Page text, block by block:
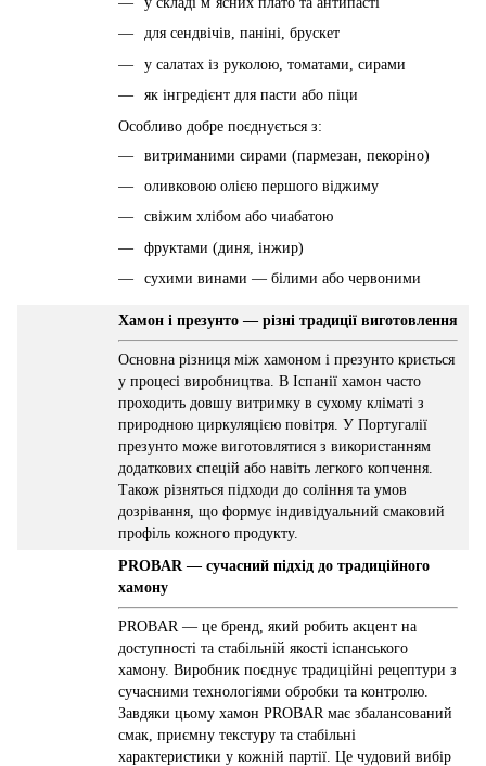
для сендвічів, паніні, брускет
у салатах із руколою, томатами, сирами
як інгредієнт для пасти або піци
Особливо добре поєднується з:
витриманими сирами (пармезан, пекоріно)
оливковою олією першого віджиму
свіжим хлібом або чиабатою
фруктами (диня, інжир)
сухими винами — білими або червоними
Хамон і презунто — різні традиції виготовлення
Основна різниця між хамоном і презунто криється
у процесі виробництва. В Іспанії хамон часто
проходить довшу витримку в сухому кліматі з
природною циркуляцією повітря. У Португалії
презунто може виготовлятися з використанням
додаткових спецій або навіть легкого копчення.
Також різняться підходи до соління та умов
дозрівання, що формує індивідуальний смаковий
профіль кожного продукту.
PROBAR — сучасний підхід до традиційного
хамону
PROBAR — це бренд, який робить акцент на
доступності та стабільній якості іспанського
хамону. Виробник поєднує традиційні рецептури з
сучасними технологіями обробки та контролю.
Завдяки цьому хамон PROBAR має збалансований
смак, приємну текстуру та стабільні
характеристики у кожній партії. Це чудовий вибір